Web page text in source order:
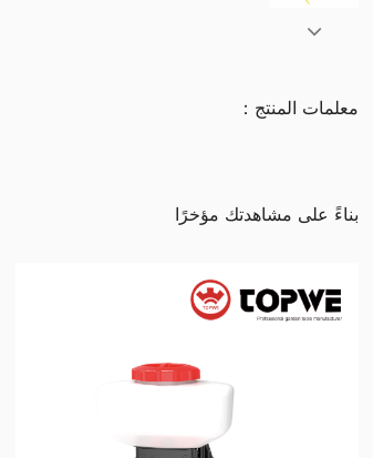
معلمات المنتج：
بناءً على مشاهدتك مؤخرًا